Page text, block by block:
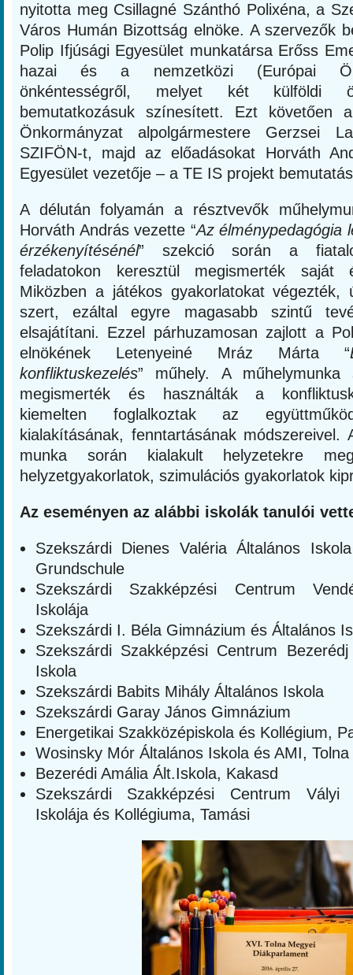
nyitotta meg Csillagné Szánthó Polixéna, a
Város Humán Bizottság elnöke. A szervezők
Polip Ifjúsági Egyesület munkatársa Erőss
hazai és a nemzetközi (Európai
önkéntességről, melyet két külföldi
bemutatkozásuk színesített. Ezt követően
Önkormányzat alpolgármestere Gerzsei
SZIFÖN-t, majd az előadásokat Horváth
Egyesület vezetője – a TE IS projekt
A délután folyamán a résztvevők
Horváth András vezette “Az élménypedagógia
érzékenyítésénél” szekció során a
feladatokon keresztül megismerték saját
Miközben a játékos gyakorlatokat végezték,
szert, ezáltal egyre magasabb szintű
elsajátítani. Ezzel párhuzamosan zajlott a
elnökének Letenyeiné Mráz Márta “
konfliktuskezelés” műhely. A
megismerték és használták a
kiemelten foglalkoztak az
kialakításának, fenntartásának módszereivel.
munka során kialakult helyzetekre
helyzetgyakorlatok, szimulációs gyakorlatok
Az eseményen az alábbi iskolák tanulói
Szekszárdi Dienes Valéria Általános
Grundschule
Szekszárdi Szakképzési Centrum
Iskolája
Szekszárdi I. Béla Gimnázium és Általános
Szekszárdi Szakképzési Centrum
Iskola
Szekszárdi Babits Mihály Általános Iskola
Szekszárdi Garay János Gimnázium
Energetikai Szakközépiskola és Kollégium,
Wosinsky Mór Általános Iskola és AMI, Tolna
Bezerédi Amália Ált.Iskola, Kakasd
Szekszárdi Szakképzési Centrum Vályi
Iskolája és Kollégiuma, Tamási